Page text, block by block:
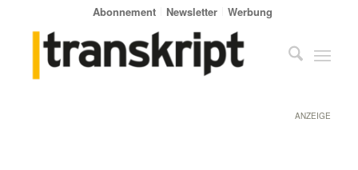
Abonnement Newsletter Werbung
ANZEIGE